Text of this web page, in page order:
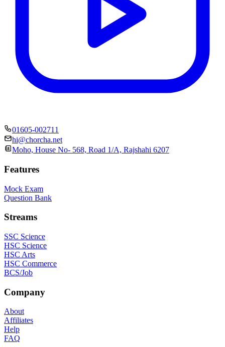
01605-002711
hi@chorcha.net
Moho, House No- 568, Road 1/A, Rajshahi 6207
Features
Mock Exam
Question Bank
Streams
SSC Science
HSC Science
HSC Arts
HSC Commerce
BCS/Job
Company
About
Affiliates
Help
FAQ